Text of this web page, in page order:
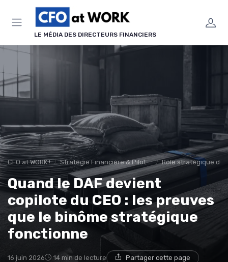
LE MÉDIA DES DIRECTEURS FINANCIERS
CFO at WORK ! Stratégie Financière & Pilotage Rôle stratégique du
Quand le DAF devient
copilote du CEO : les preuves
que le binôme stratégique
fonctionne
16 juin 2026 14 min de lecture Partager cette page
Panneau de gestion des cookies